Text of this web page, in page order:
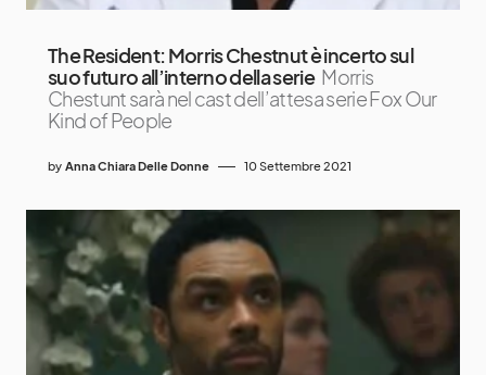
The Resident: Morris Chestnut è incerto sul
suo futuro all’interno della serie Morris
Chestunt sarà nel cast dell’attesa serie Fox Our
Kind of People
by Anna Chiara Delle Donne 10 Settembre 2021